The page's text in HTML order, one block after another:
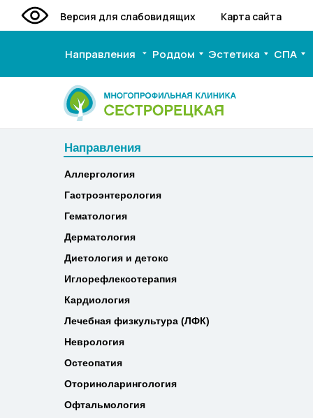
Версия для слабовидящих Карта сайта
Эстетика
Роддом СПА
Направления
Направления
Аллергология
Гематология
Дерматология
Диетология и детокс
Иглорефлексотерапия
Кардиология
Неврология
Остеопатия
Офтальмология
Лечебная физкультура (ЛФК)
Гастроэнтерология
Оториноларингология
Направления